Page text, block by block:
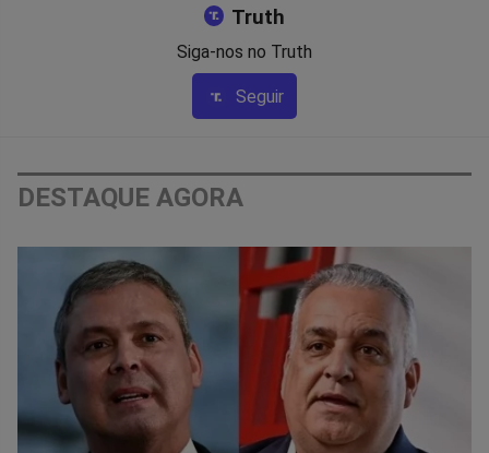
Truth
Siga-nos no Truth
Seguir
DESTAQUE AGORA